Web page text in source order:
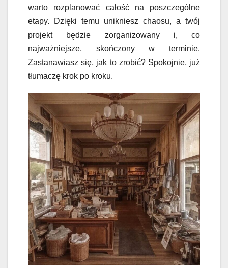
warto rozplanować całość na poszczególne
etapy. Dzięki temu unikniesz chaosu, a twój
projekt będzie zorganizowany i, co
najważniejsze, skończony w terminie.
Zastanawiasz się, jak to zrobić? Spokojnie, już
tłumaczę krok po kroku.